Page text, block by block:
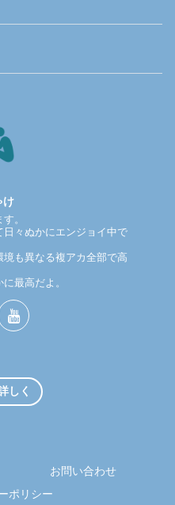
け
。
々ぬかにエンジョイ中で
も異なる複アカ全部で高
最高だよ。
しく
お問い合わせ
ポリシー